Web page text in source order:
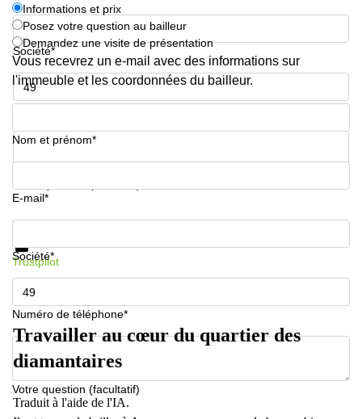
Société*
Numéro de téléphone*
Informations et prix
Posez votre question au bailleur
Demandez une visite de présentation
Vous recevrez un e-mail avec des informations sur
l'immeuble et les coordonnées du bailleur.
Nom et prénom*
E-mail*
Société*
Numéro de téléphone*
Votre question (facultatif)
Informations et prix
Trustpilot
Travailler au cœur du quartier des
diamantaires
Traduit à l'aide de l'IA.